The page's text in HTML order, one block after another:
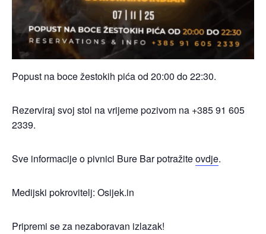
Popust na boce žestokih pića od 20:00 do 22:30.
Rezerviraj svoj stol na vrijeme pozivom na +385 91 605
2339.
Sve informacije o pivnici Bure Bar potražiteovdje.
Medijski pokrovitelj: Osijek.in
Pripremi se za nezaboravan izlazak!